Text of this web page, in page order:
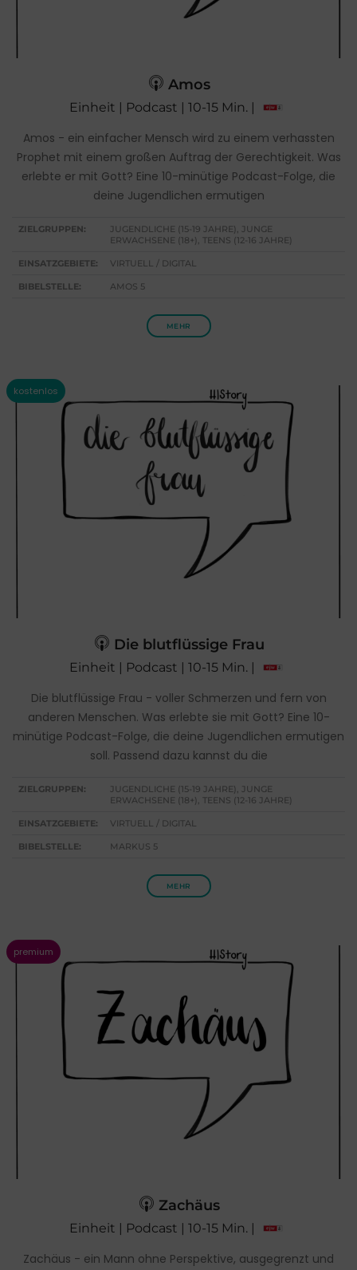
Amos
Einheit | Podcast | 10-15 Min. |
Amos - ein einfacher Mensch wird zu einem verhassten
Prophet mit einem großen Auftrag der Gerechtigkeit. Was
erlebte er mit Gott? Eine 10-minütige Podcast-Folge, die
deine Jugendlichen ermutigen
ZIELGRUPPEN:
JUGENDLICHE (15-19 JAHRE), JUNGE
ERWACHSENE (18+), TEENS (12-16 JAHRE)
EINSATZGEBIETE: VIRTUELL / DIGITAL
BIBELSTELLE: AMOS 5
MEHR
Die blutflüssige Frau
Einheit | Podcast | 10-15 Min. |
Die blutflüssige Frau - voller Schmerzen und fern von
anderen Menschen. Was erlebte sie mit Gott? Eine 10-
minütige Podcast-Folge, die deine Jugendlichen ermutigen
soll. Passend dazu kannst du die
ZIELGRUPPEN:
JUGENDLICHE (15-19 JAHRE), JUNGE
ERWACHSENE (18+), TEENS (12-16 JAHRE)
EINSATZGEBIETE: VIRTUELL / DIGITAL
BIBELSTELLE: MARKUS 5
MEHR
Zachäus
Einheit | Podcast | 10-15 Min. |
Zachäus - ein Mann ohne Perspektive, ausgegrenzt und